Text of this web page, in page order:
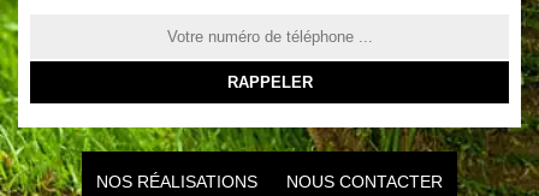
NOS RÉALISATIONS NOUS CONTACTER